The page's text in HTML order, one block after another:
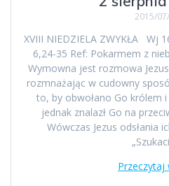
2015/
XVIII NIEDZIELA ZWYKŁA Wj
6,24-35 Ref: Pokarmem z
Wymowna jest rozmowa
rozmnażając w cudowny
to, by obwołano Go królem i
jednak znalazł Go na
Wówczas Jezus odsłania
Przeczytaj